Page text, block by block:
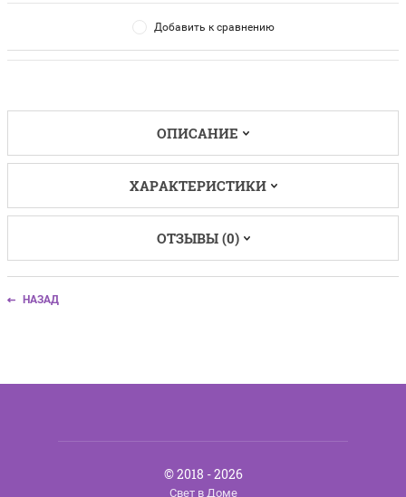
Добавить к сравнению
ОПИСАНИЕ
ХАРАКТЕРИСТИКИ
ОТЗЫВЫ (0)
НАЗАД
© 2018 - 2026
Свет в Доме